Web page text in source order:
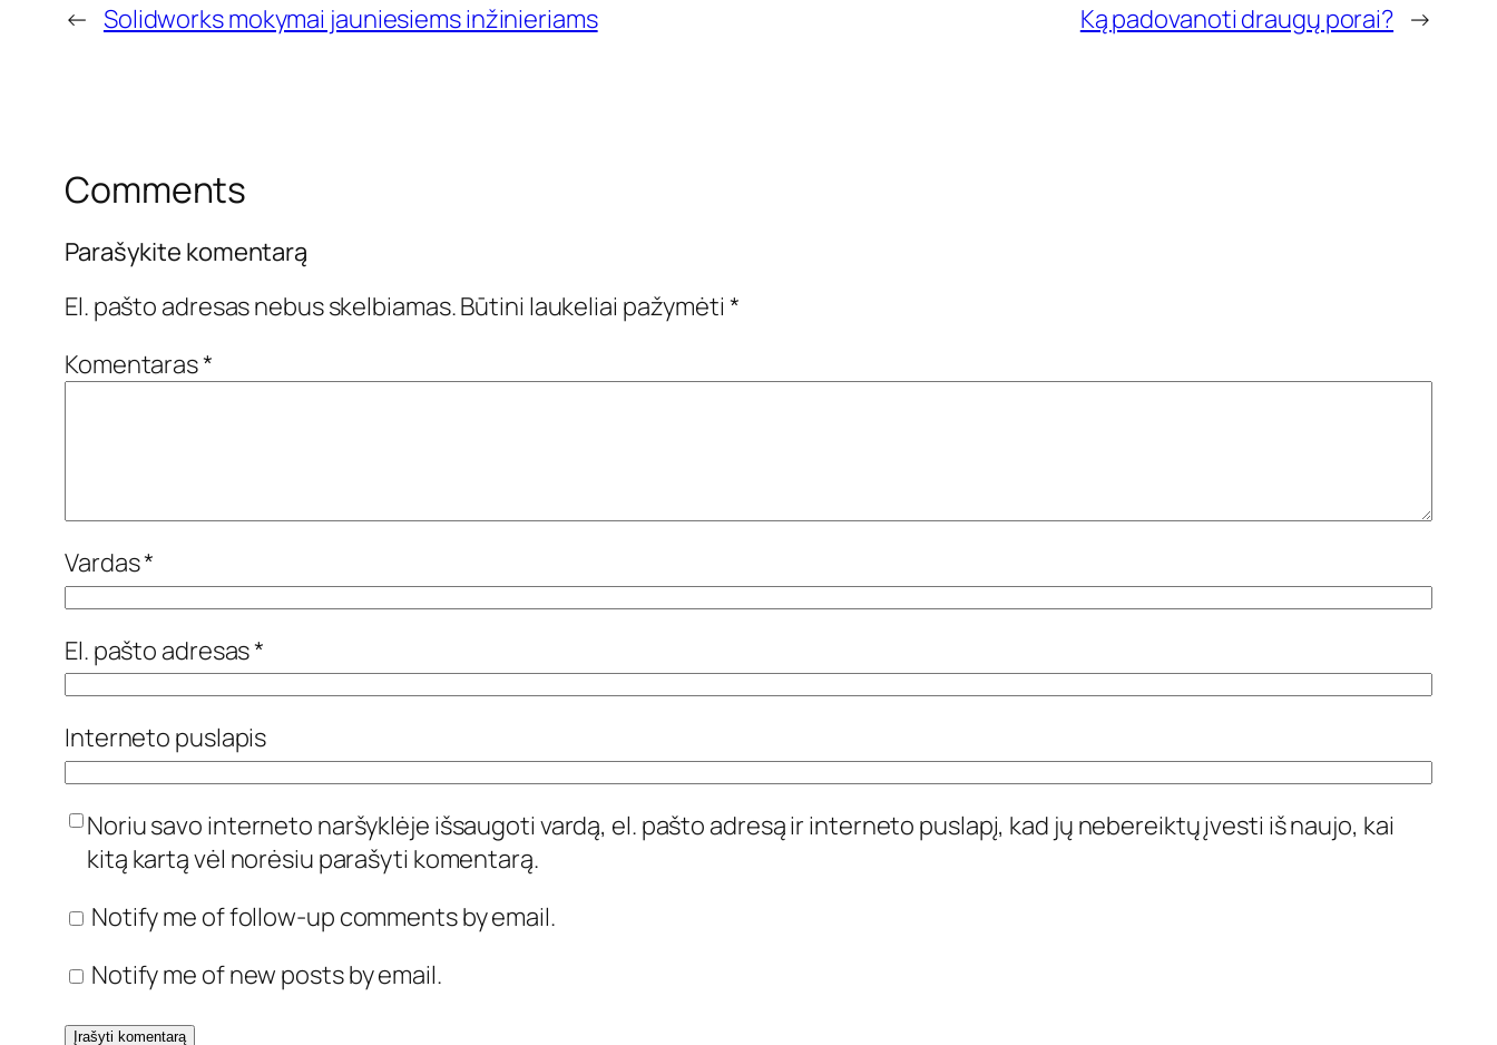
← Solidworks mokymai jauniesiems inžinieriams Ką padovanoti draugų porai? →
Comments
Parašykite komentarą
El. pašto adresas nebus skelbiamas.Būtini laukeliai pažymėti *
Komentaras*
Vardas*
El. pašto adresas*
Interneto puslapis
Noriu savo interneto naršyklėje išsaugoti vardą, el. pašto adresą ir interneto puslapį, kad jų nebereiktų įvesti iš naujo, kai
kitą kartą vėl norėsiu parašyti komentarą.
Notify me of follow-up comments by email.
Notify me of new posts by email.